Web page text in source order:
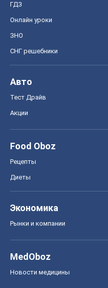
ГДЗ
Онлайн уроки
ЗНО
СНГ решебники
Авто
Тест Драйв
Акции
Food Oboz
Рецепты
Диеты
Экономика
Рынки и компании
MedOboz
Новости медицины